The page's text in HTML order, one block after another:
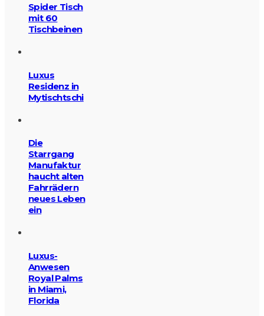
Spider Tisch
mit 60
Tischbeinen
Luxus
Residenz in
Mytischtschi
Die
Starrgang
Manufaktur
haucht alten
Fahrrädern
neues Leben
ein
Luxus-
Anwesen
Royal Palms
in Miami,
Florida